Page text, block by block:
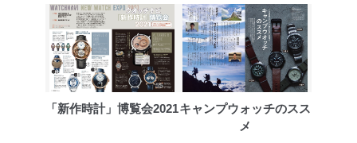
個人情報保護マネジメントシステムの継続的改善
当社は、内部監査及びマネジメントレビューの機会を通
じて、個人情報保護マネジメントシステムを継続的に改
善し、常に最良の状態を維持します。
苦情及び相談受付け窓口
「新作時計」博覧会2021キャンプウォッチのスス
メ